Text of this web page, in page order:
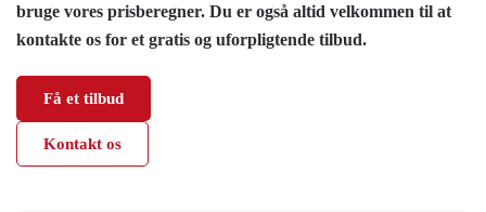
bruge vores prisberegner. Du er også altid velkommen til at
kontakte os for et gratis og uforpligtende tilbud.
Få et tilbud
Kontakt os